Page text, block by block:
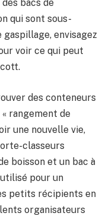
bacs de
qui sont sous-
envisagez
voir ce qui peut
des conteneurs
rangement de
une nouvelle vie,
classeurs
boisson et un bac à
pour un
petits récipients en
organisateurs